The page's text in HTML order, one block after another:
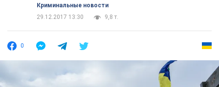
Криминальные новости
29.12.2017 13:30
9,8 т.
0